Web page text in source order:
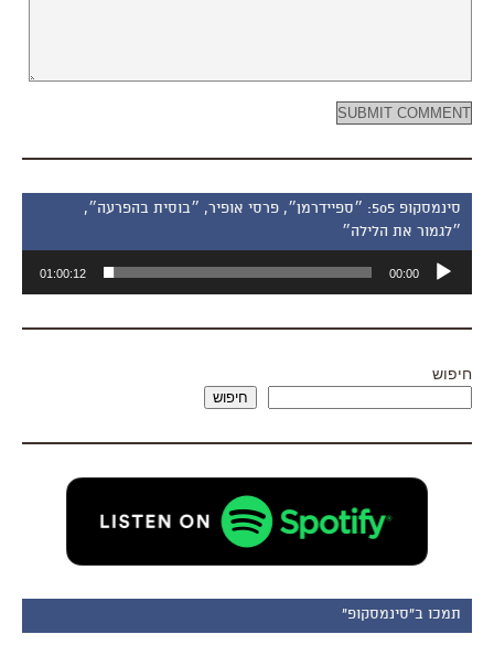
סינמסקופ 505: ״ספיידרמן״, פרסי אופיר, ״בוסית בהפרעה״,
״לגמור את הלילה״
אודיו
00:00
01:00:12
חיפוש
חיפוש
תמכו ב"סינמסקופ"